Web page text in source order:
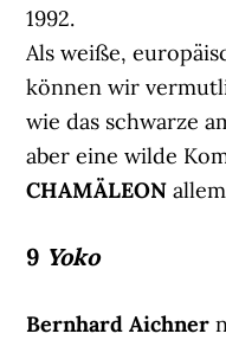
1992.
Als weiße,
können wir
wie das schwarze
aber eine wilde
CHAMÄLEON
9 Yoko
Bernhard Aichner